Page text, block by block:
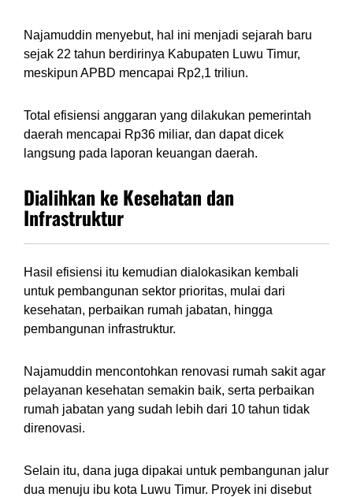
Najamuddin menyebut, hal ini menjadi sejarah baru
sejak 22 tahun berdirinya Kabupaten Luwu Timur,
meskipun APBD mencapai Rp2,1 triliun.
Total efisiensi anggaran yang dilakukan pemerintah
daerah mencapai Rp36 miliar, dan dapat dicek
langsung pada laporan keuangan daerah.
Dialihkan ke Kesehatan dan
Infrastruktur
Hasil efisiensi itu kemudian dialokasikan kembali
untuk pembangunan sektor prioritas, mulai dari
kesehatan, perbaikan rumah jabatan, hingga
pembangunan infrastruktur.
Najamuddin mencontohkan renovasi rumah sakit agar
pelayanan kesehatan semakin baik, serta perbaikan
rumah jabatan yang sudah lebih dari 10 tahun tidak
direnovasi.
Selain itu, dana juga dipakai untuk pembangunan jalur
dua menuju ibu kota Luwu Timur. Proyek ini disebut